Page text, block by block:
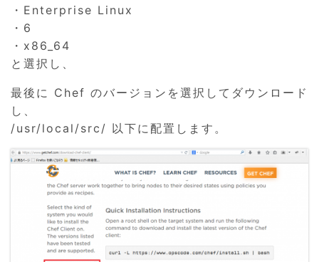
・Enterprise Linux
・6
・x86_64
と選択し、
最後に Chef のバージョンを選択してダウンロード
し、
/usr/local/src/ 以下に配置します。